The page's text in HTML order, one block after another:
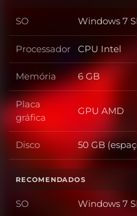
SO SO
Windows 7
Processador Processador
CPU Intel
Memória Memória
6 GB
Placa
gráfica
Placa gráfica
GPU AMD
Disco Disco
50 GB
RECOMENDADOS
SO SO
Windows 7